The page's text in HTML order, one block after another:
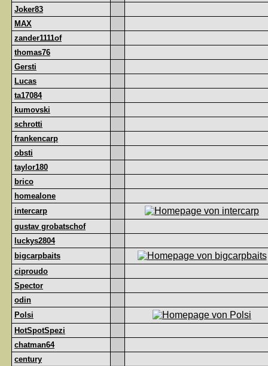
Joker83
MAX
zander1111of
thomas76
Gersti
Lucas
ta17084
kumovski
schrotti
frankencarp
obsti
taylor180
brico
homealone
intercarp
gustav grobatschof
luckys2804
bigcarpbaits
ciproudo
Spector
odin
Polsi
HotSpotSpezi
chatman64
century